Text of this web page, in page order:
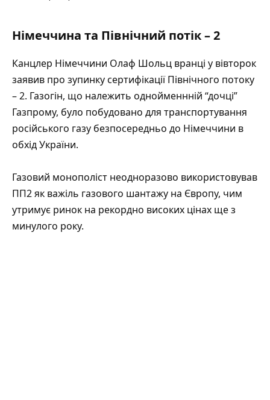
Німеччина та Північний потік – 2
Канцлер Німеччини Олаф Шольц вранці у вівторок
заявив про зупинку сертифікації Північного потоку
– 2. Газогін, що належить однойменнній “дочці”
Газпрому, було побудовано для транспортування
російського газу безпосередньо до Німеччини в
обхід України.
Газовий монополіст неодноразово використовував
ПП2 як важіль газового шантажу на Європу, чим
утримує ринок на рекордно високих цінах ще з
минулого року.